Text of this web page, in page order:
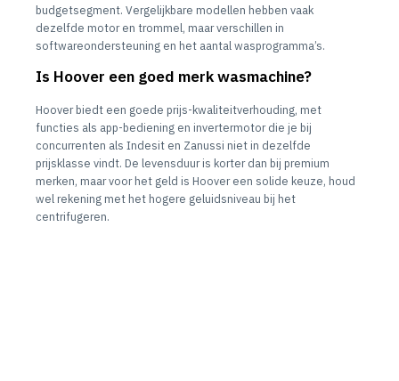
budgetsegment. Vergelijkbare modellen hebben vaak
dezelfde motor en trommel, maar verschillen in
softwareondersteuning en het aantal wasprogramma’s.
Is Hoover een goed merk wasmachine?
Hoover biedt een goede prijs-kwaliteitverhouding, met
functies als app-bediening en invertermotor die je bij
concurrenten als Indesit en Zanussi niet in dezelfde
prijsklasse vindt. De levensduur is korter dan bij premium
merken, maar voor het geld is Hoover een solide keuze, houd
wel rekening met het hogere geluidsniveau bij het
centrifugeren.